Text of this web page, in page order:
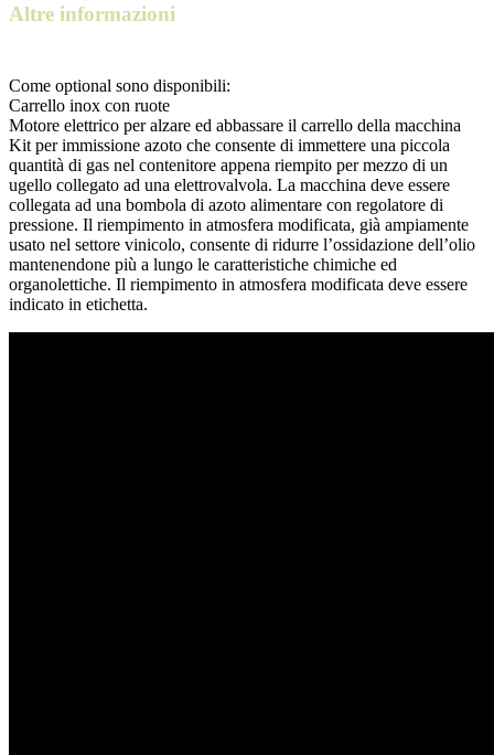
Altre informazioni
Come optional sono disponibili:
Carrello inox con ruote
Motore elettrico per alzare ed abbassare il carrello della macchina
Kit per immissione azoto che consente di immettere una piccola
quantità di gas nel contenitore appena riempito per mezzo di un
ugello collegato ad una elettrovalvola. La macchina deve essere
collegata ad una bombola di azoto alimentare con regolatore di
pressione. Il riempimento in atmosfera modificata, già ampiamente
usato nel settore vinicolo, consente di ridurre l’ossidazione dell’olio
mantenendone più a lungo le caratteristiche chimiche ed
organolettiche. Il riempimento in atmosfera modificata deve essere
indicato in etichetta.